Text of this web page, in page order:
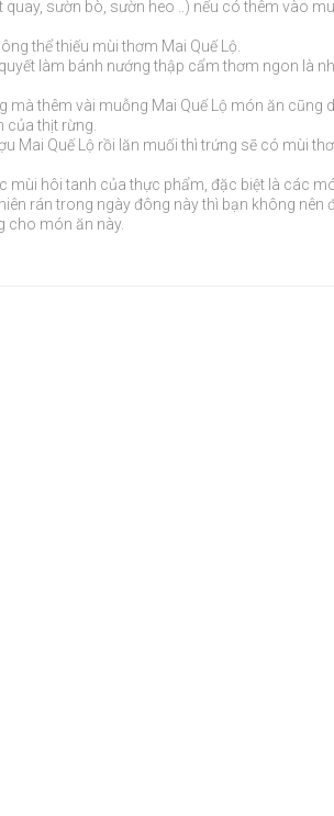
sườn bò, sườn heo ..) nếu có thêm vào
thể thiếu mùi thơm Mai Quế Lộ.
làm bánh nướng thập cẩm thơm ngon là
thêm vài muỗng Mai Quế Lộ món ăn cũng
thịt rừng.
Mai Quế Lộ rồi lăn muối thì trứng sẽ có mùi
hôi tanh của thực phẩm, đặc biệt là các
rán trong ngày đông này thì bạn không nên
cho món ăn này.